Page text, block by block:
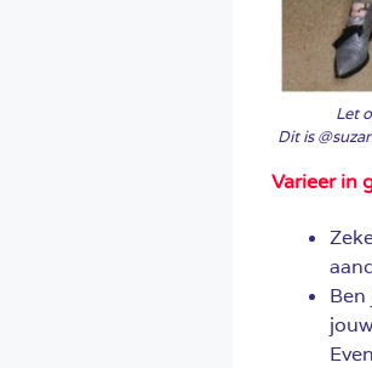
Let
Dit is
Varieer in